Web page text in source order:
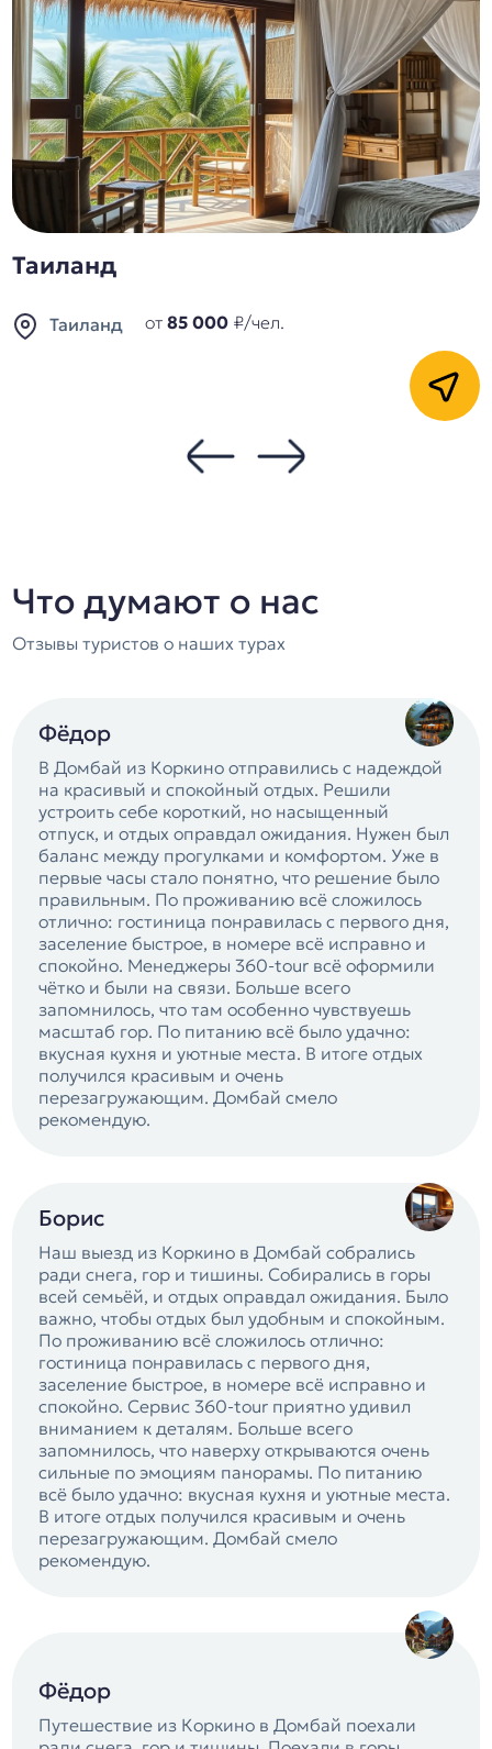
₽/чел.
Что думают о нас
Отзывы туристов о наших турах
Фёдор
В Домбай из Коркино отправились с надеждой
на красивый и спокойный отдых. Решили
устроить себе короткий, но насыщенный
отпуск, и отдых оправдал ожидания. Нужен был
баланс между прогулками и комфортом. Уже в
первые часы стало понятно, что решение было
правильным. По проживанию всё сложилось
отлично: гостиница понравилась с первого дня,
заселение быстрое, в номере всё исправно и
спокойно. Менеджеры 360-tour всё оформили
чётко и были на связи. Больше всего
запомнилось, что там особенно чувствуешь
масштаб гор. По питанию всё было удачно:
вкусная кухня и уютные места. В итоге отдых
получился красивым и очень
перезагружающим. Домбай смело
рекомендую.
Борис
Наш выезд из Коркино в Домбай собрались
ради снега, гор и тишины. Собирались в горы
всей семьёй, и отдых оправдал ожидания. Было
важно, чтобы отдых был удобным и спокойным.
По проживанию всё сложилось отлично:
гостиница понравилась с первого дня,
заселение быстрое, в номере всё исправно и
спокойно. Сервис 360-tour приятно удивил
вниманием к деталям. Больше всего
запомнилось, что наверху открываются очень
сильные по эмоциям панорамы. По питанию
всё было удачно: вкусная кухня и уютные места.
В итоге отдых получился красивым и очень
перезагружающим. Домбай смело
рекомендую.
Фёдор
Путешествие из Коркино в Домбай поехали